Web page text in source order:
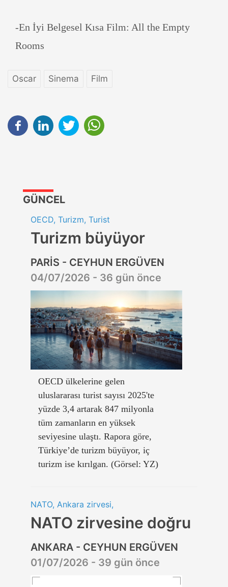
-En İyi Belgesel Kısa Film: All the Empty
Rooms
Oscar Sinema Film
GÜNCEL
OECD, Turizm, Turist
Turizm büyüyor
PARİS - CEYHUN ERGÜVEN
04/07/2026 - 36 gün önce
OECD ülkelerine gelen
uluslararası turist sayısı 2025'te
yüzde 3,4 artarak 847 milyonla
tüm zamanların en yüksek
seviyesine ulaştı. Rapora göre,
Türkiye’de turizm büyüyor, iç
turizm ise kırılgan. (Görsel: YZ)
NATO, Ankara zirvesi,
NATO zirvesine doğru
ANKARA - CEYHUN ERGÜVEN
01/07/2026 - 39 gün önce